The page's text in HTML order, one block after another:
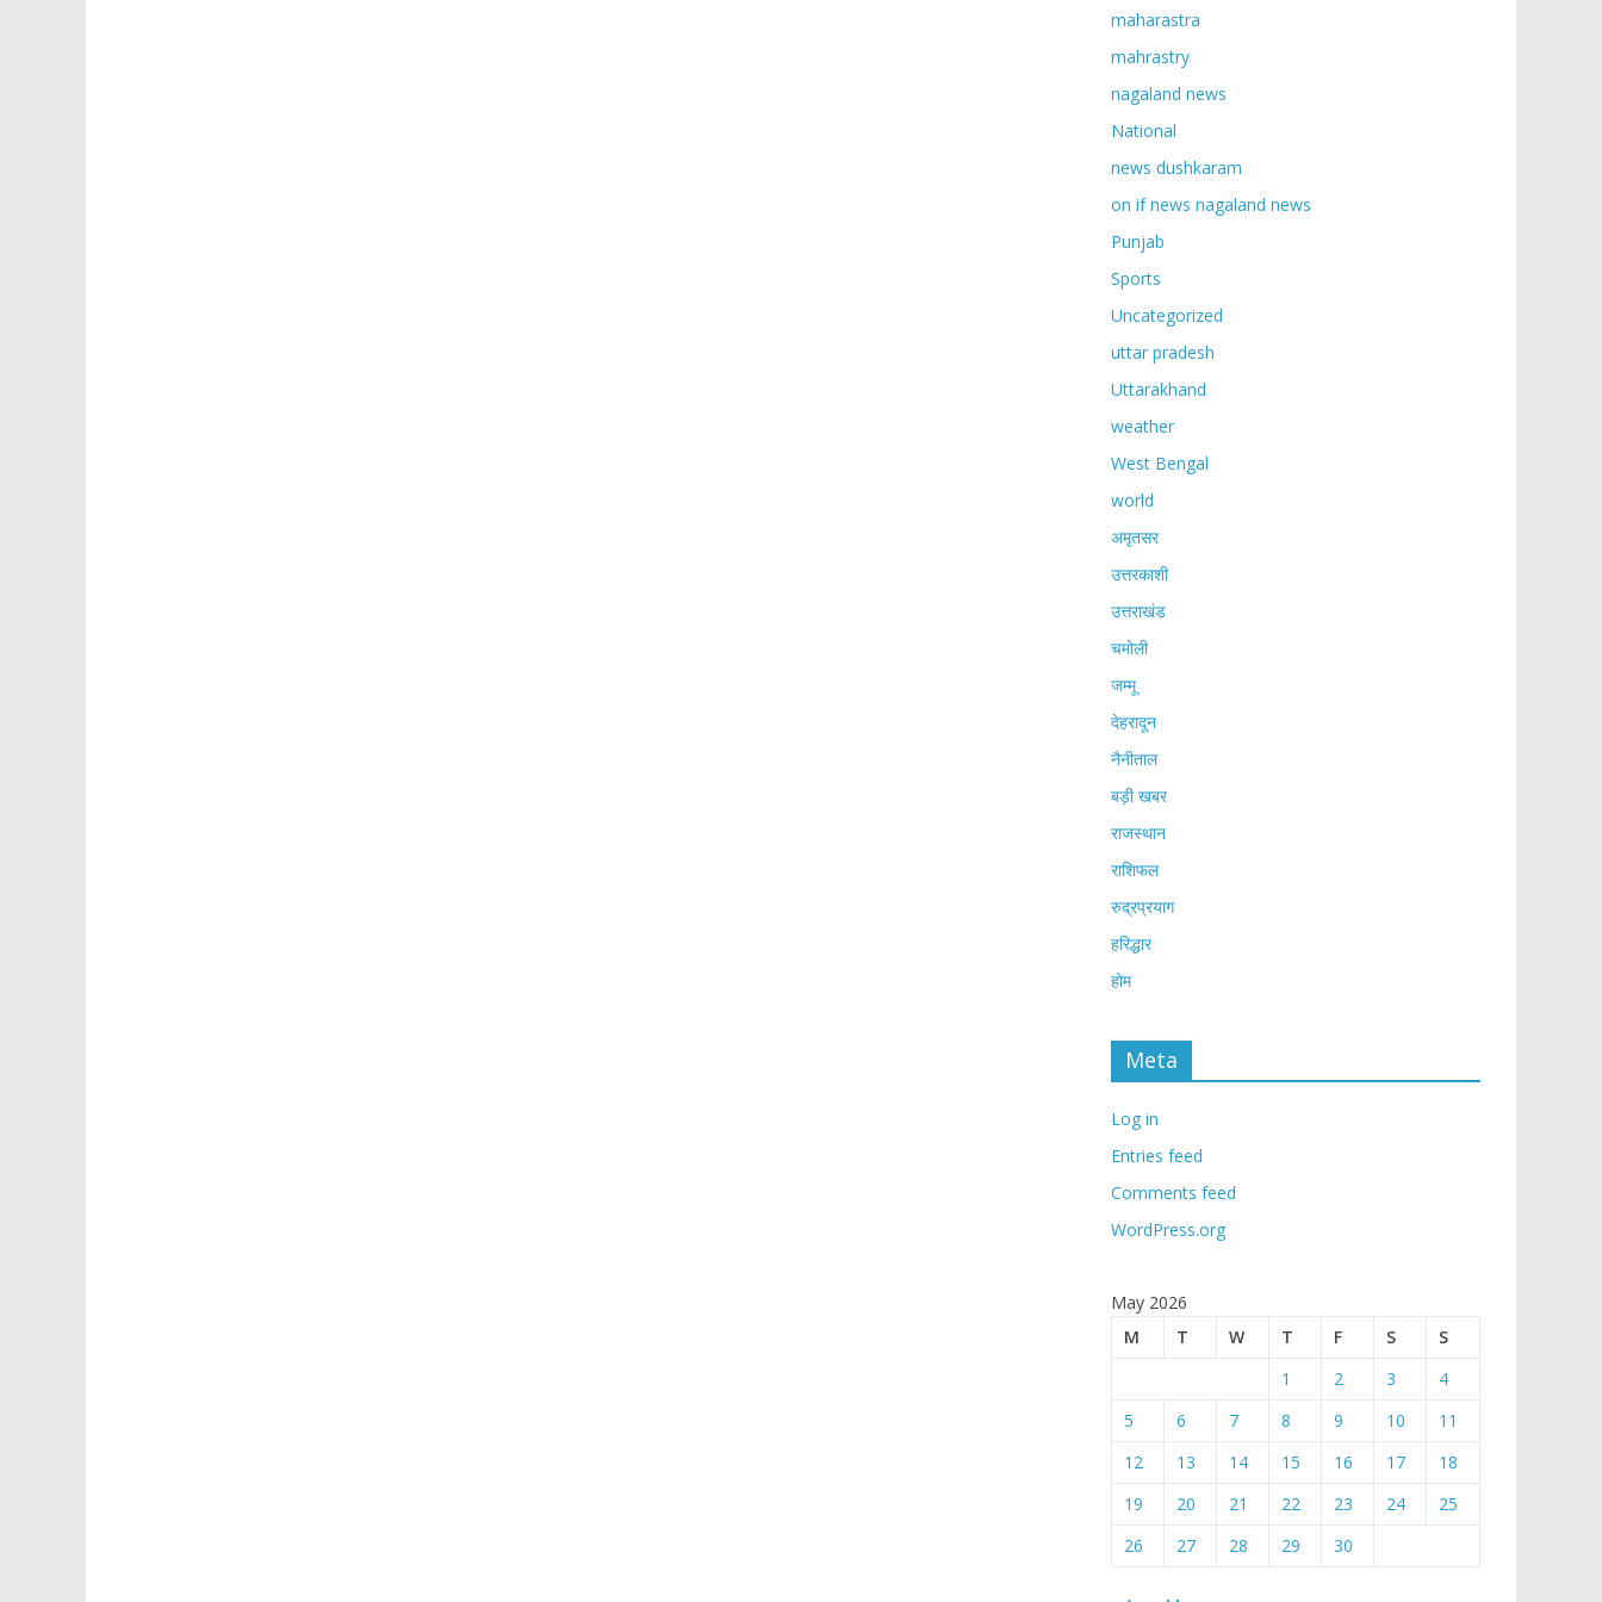
maharastra
mahrastry
nagaland news
National
news dushkaram
on if news nagaland news
Punjab
Sports
Uncategorized
uttar pradesh
Uttarakhand
weather
West Bengal
world
अमृतसर
उत्तरकाशी
उत्तराखंड
चमोली
जम्मू
देहरादून
नैनीताल
बड़ी खबर
राजस्थान
राशिफल
रुद्रप्रयाग
हरिद्धार
होम
Meta
Log in
Entries feed
Comments feed
WordPress.org
May 2026
M
T W T F S
S
1
2 3
4
5
6 7 8 9 10
11
12
13 14 15 16 17
18
19
20 21 22 23 24
25
26
27 28 29 30